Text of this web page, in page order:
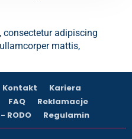
adipiscing
mattis,
Kontakt
Kariera
FAQ
Reklamacje
RODO
Regulamin